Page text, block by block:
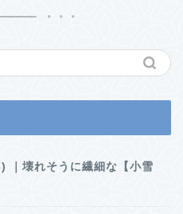
｜壊れそうに繊細な【小雪